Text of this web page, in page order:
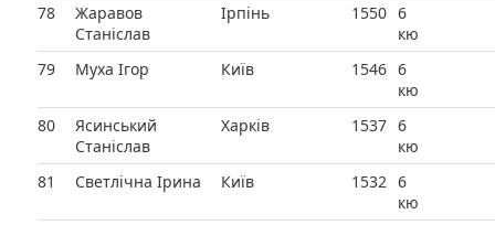
78
Жаравов
Станіслав
Ірпінь 1550 6
кю
79
Муха Ігор Київ 1546 6
кю
80
Ясинський
Станіслав
Харків 1537 6
кю
81
Светлічна Ірина Київ 1532 6
кю